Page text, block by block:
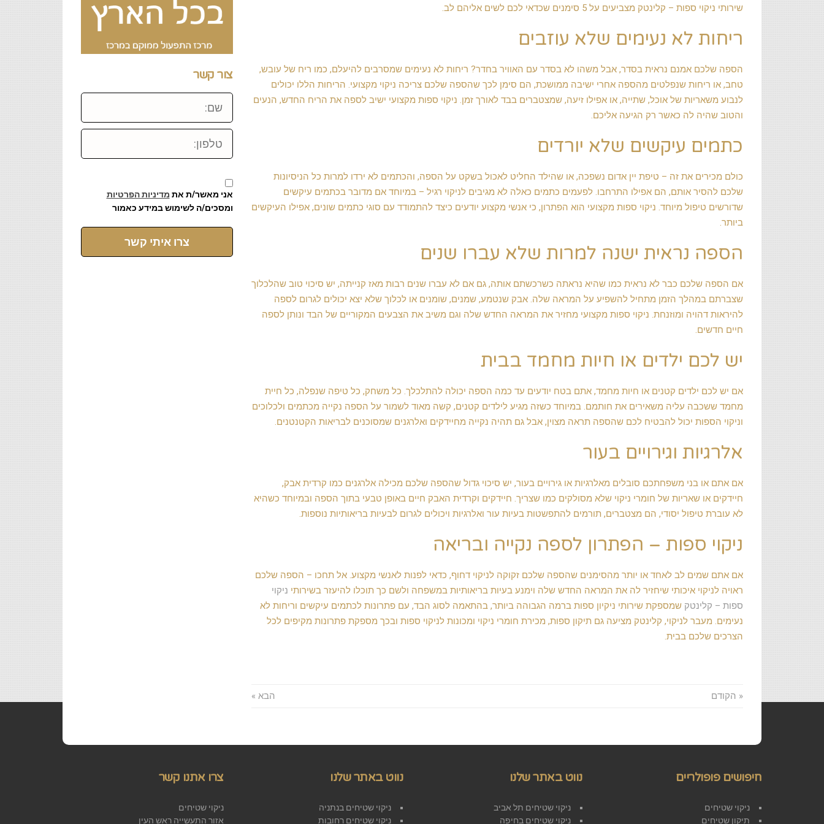
שירותי ניקוי ספות – קלינטק מצביעים על 5 סימנים שכדאי לכם לשים אליהם לב.
ריחות לא נעימים שלא עוזבים
הספה שלכם אמנם נראית בסדר, אבל משהו לא בסדר עם האוויר בחדר? ריחות לא נעימים שמסרבים להיעלם, כמו ריח של עובש,
טחב, או ריחות שנפלטים מהספה אחרי ישיבה ממושכת, הם סימן לכך שהספה שלכם צריכה ניקוי מקצועי. הריחות הללו יכולים
לנבוע משאריות של אוכל, שתייה, או אפילו זיעה, שמצטברים בבד לאורך זמן. ניקוי ספות מקצועי ישיב לספה את הריח החדש, הנעים
והטוב שהיה לה כאשר רק הגיעה אליכם.
כתמים עיקשים שלא יורדים
כולם מכירים את זה – טיפת יין אדום נשפכה, או שהילד החליט לאכול בשקט על הספה, והכתמים לא ירדו למרות כל הניסיונות
שלכם להסיר אותם, הם אפילו התרחבו. לפעמים כתמים כאלה לא מגיבים לניקוי רגיל – במיוחד אם מדובר בכתמים עיקשים
שדורשים טיפול מיוחד. ניקוי ספות מקצועי הוא הפתרון, כי אנשי מקצוע יודעים כיצד להתמודד עם סוגי כתמים שונים, אפילו העיקשים
ביותר.
הספה נראית ישנה למרות שלא עברו שנים
אם הספה שלכם כבר לא נראית כמו שהיא נראתה כשרכשתם אותה, גם אם לא עברו שנים רבות מאז קנייתה, יש סיכוי טוב שהלכלוך
שצברתם במהלך הזמן מתחיל להשפיע על המראה שלה. אבק שנטמע, שמנים, שומנים או לכלוך שלא יצא יכולים לגרום לספה
להיראות דהויה ומוזנחת. ניקוי ספות מקצועי מחזיר את המראה החדש שלה וגם משיב את הצבעים המקוריים של הבד ונותן לספה
חיים חדשים.
יש לכם ילדים או חיות מחמד בבית
אם יש לכם ילדים קטנים או חיות מחמד, אתם בטח יודעים עד כמה הספה יכולה להתלכלך. כל משחק, כל טיפה שנפלה, כל חיית
מחמד ששכבה עליה משאירים את חותמם. במיוחד כשזה מגיע לילדים קטנים, קשה מאוד לשמור על הספה נקייה מכתמים ולכלוכים
וניקוי הספות יכול להבטיח לכם שהספה תראה מצוין, אבל גם תהיה נקייה מחיידקים ואלרגנים שמסוכנים לבריאות הקטנטנים.
אלרגיות וגירויים בעור
אם אתם או בני משפחתכם סובלים מאלרגיות או גירויים בעור, יש סיכוי גדול שהספה שלכם מכילה אלרגנים כמו קרדית אבק,
חיידקים או שאריות של חומרי ניקוי שלא מסולקים כמו שצריך. חיידקים וקרדית האבק חיים באופן טבעי בתוך הספה ובמיוחד כשהיא
לא עוברת טיפול יסודי, הם מצטברים, תורמים להתפשטות בעיות עור ואלרגיות ויכולים לגרום לבעיות בריאותיות נוספות.
ניקוי ספות – הפתרון לספה נקייה ובריאה
אם אתם שמים לב לאחד או יותר מהסימנים שהספה שלכם זקוקה לניקוי דחוף, כדאי לפנות לאנשי מקצוע. אל תחכו – הספה שלכם
ראויה לניקוי איכותי שיחזיר לה את המראה החדש שלה וימנע בעיות בריאותיות במשפחה ולשם כך תוכלו להיעזר בשירותי ניקוי
ספות – קלינטק שמספקת שירותי ניקיון ספות ברמה הגבוהה ביותר, בהתאמה לסוג הבד, עם פתרונות לכתמים עיקשים וריחות לא
נעימים. מעבר לניקוי, קלינטק מציעה גם תיקון ספות, מכירת חומרי ניקוי ומכונות לניקוי ספות ובכך מספקת פתרונות מקיפים לכל
הצרכים שלכם בבית.
« הקודם הבא »
צור קשר
שם:
טלפון:
אני מאשר/ת את מדיניות הפרטיות
ומסכים/ה לשימוש במידע כאמור
צרו איתי קשר
חיפושים פופולריים
ניקוי שטיחים
תיקון שטיחים
נווט באתר שלנו
ניקוי שטיחים תל אביב
ניקוי שטיחים בחיפה
נווט באתר שלנו
ניקוי שטיחים בנתניה
ניקוי שטיחים רחובות
צרו אתנו קשר
ניקוי שטיחים
אזור התעשייה ראש העין